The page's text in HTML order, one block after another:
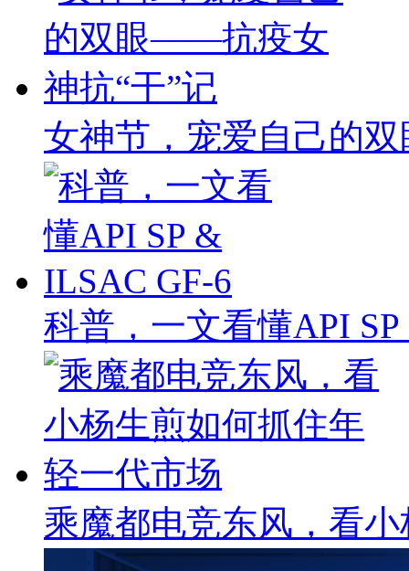
女神节，宠爱自己的
科普，一文看懂API
乘魔都电竞东风，看